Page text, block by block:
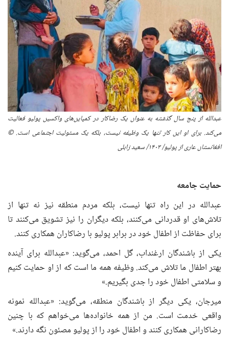
عبدالله از پنج سال گذشته به عنوان یک رضاکار در کمپاین‌های واکسین پولیو فعالیت
می‌کند. برای او این کار تنها یک وظیفه نیست، بلکه یک مسئولیت اجتماعی است.©
افغانستان عاری از پولیو/ ۱۴۰۳ /سعید زابلی
حمایت جامعه
عبدالله در این راه تنها نیست، بلکه مردم منطقه نیز نه تنها از
تلاش‌های او قدردانی می‌کنند، بلکه دیگران را نیز تشویق می‌کنند تا
برای حفاظت از اطفال خود در برابر پولیو با رضاکاران همکاری کنند.
یکی از باشندگان ارغنداب، گل احمد، می‌گوید: «عبدالله برای آینده
بهتر اطفال ما تلاش می‌کند. وظیفه همه ما است که از او حمایت کنیم
و سلامتی اطفال خود را جدی بگیریم.»
میرجان، یکی دیگر از باشندگان منطقه، می‌گوید: «عبدالله نمونه
واقعی خدمت است. من از همه خانواده‌ها می‌خواهم که با چنین
رضاکارانی همکاری کنند و اطفال خود را از پولیو مصئون نگه دارند.»